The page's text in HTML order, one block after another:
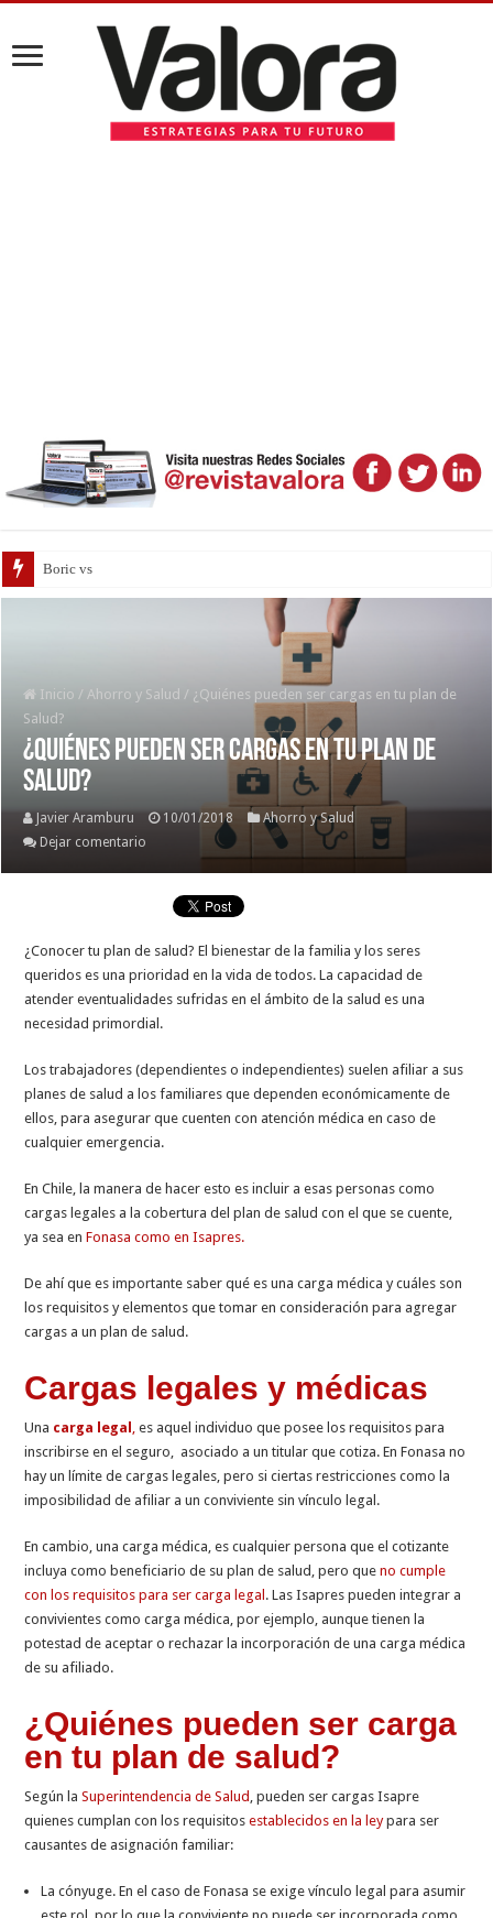
Boric vs Kast: Los progr
Inicio / Ahorro y Salud / ¿Quiénes pueden ser cargas en tu plan de
Salud?
¿Quiénes pueden ser cargas en tu plan de
Salud?
Javier Aramburu 10/01/2018
Ahorro y Salud
Dejar comentario
¿Conocer tu plan de salud? El bienestar de la familia y los seres
queridos es una prioridad en la vida de todos. La capacidad de
atender eventualidades sufridas en el ámbito de la salud es una
necesidad primordial.
Los trabajadores (dependientes o independientes) suelen afiliar a sus
planes de salud a los familiares que dependen económicamente de
ellos, para asegurar que cuenten con atención médica en caso de
cualquier emergencia.
En Chile, la manera de hacer esto es incluir a esas personas como
cargas legales a la cobertura del plan de salud con el que se cuente,
ya sea enFonasa como en Isapres.
De ahí que es importante saber qué es una carga médica y cuáles son
los requisitos y elementos que tomar en consideración para agregar
cargas a un plan de salud.
Cargas legales y médicas
Una carga legal , es aquel individuo que posee los requisitos para
inscribirse en el seguro, asociado a un titular que cotiza. En Fonasa no
hay un límite de cargas legales, pero si ciertas restricciones como la
imposibilidad de afiliar a un conviviente sin vínculo legal.
En cambio, una carga médica, es cualquier persona que el cotizante
incluya como beneficiario de su plan de salud, pero queno cumple
con los requisitos para ser carga legal . Las Isapres pueden integrar a
convivientes como carga médica, por ejemplo, aunque tienen la
potestad de aceptar o rechazar la incorporación de una carga médica
de su afiliado.
¿Quiénes pueden ser carga
en tu plan de salud?
Según la Superintendencia de Salud , pueden ser cargas Isapre
quienes cumplan con los requisitosestablecidos en la leypara ser
causantes de asignación familiar:
La cónyuge. En el caso de Fonasa se exige vínculo legal para asumir